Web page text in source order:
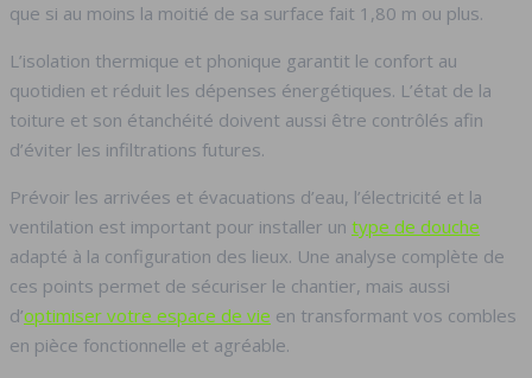
que si au moins la moitié de sa surface fait 1,80 m ou plus.
L’isolation thermique et phonique garantit le confort au
quotidien et réduit les dépenses énergétiques. L’état de la
toiture et son étanchéité doivent aussi être contrôlés afin
d’éviter les infiltrations futures.
Prévoir les arrivées et évacuations d’eau, l’électricité et la
ventilation est important pour installer un type de douche
adapté à la configuration des lieux. Une analyse complète de
ces points permet de sécuriser le chantier, mais aussi
d’optimiser votre espace de vie en transformant vos combles
en pièce fonctionnelle et agréable.